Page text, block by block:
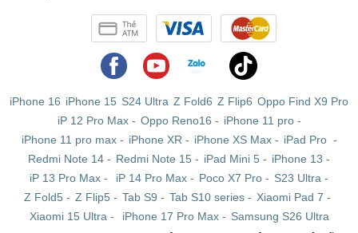
iPhone 16 iPhone 15 S24 Ultra Z Fold6 Z Flip6 Oppo Find X9 Pro
iP 12 Pro Max- Oppo Reno16 - iPhone 11 pro-
iPhone 11 pro max- iPhone XR - iPhone XS Max- iPad Pro -
Redmi Note 14 - Redmi Note 15 - iPad Mini 5 - iPhone 13 -
iP 13 Pro Max - iP 14 Pro Max - Poco X7 Pro - S23 Ultra -
Z Fold5 - Z Flip5 - Tab S9 - Tab S10 series - Xiaomi Pad 7 -
Xiaomi 15 Ultra - iPhone 17 Pro Max- Samsung S26 Ultra